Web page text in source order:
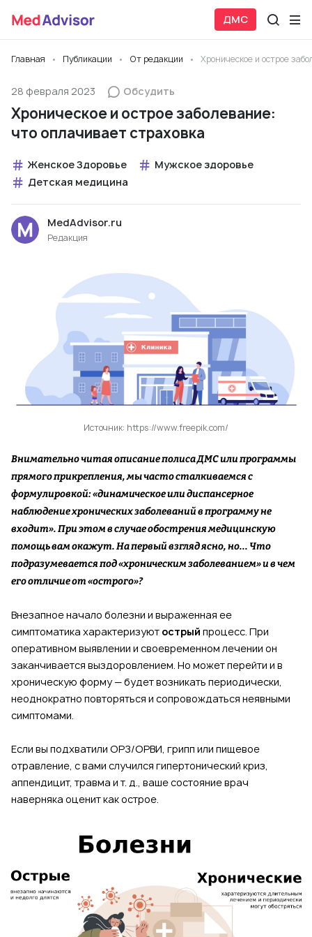
ДМС
Главная Публикации От редакции Хроническое и острое
28 февраля 2023 Обсудить
Хроническое и острое заболевание:
что оплачивает страховка
Женское Здоровье
Мужское здоровье
Детская медицина
MedAdvisor.ru
Редакция
Источник: https://www.freepik.com/
Внимательно читая описание полиса ДМС или программы
прямого прикрепления, мы часто сталкиваемся с
формулировкой: «динамическое или диспансерное
наблюдение хронических заболеваний в программу не
входит». При этом в случае обострения медицинскую
помощь вам окажут. На первый взгляд ясно, но... Что
подразумевается под «хроническим заболеванием» и в чем
его отличие от «острого»?
Внезапное начало болезни и выраженная ее
симптоматика характеризуют острый процесс. При
оперативном выявлении и своевременном лечении он
заканчивается выздоровлением. Но может перейти и в
хроническую форму — будет возникать периодически,
неоднократно повторяться и сопровождаться неявными
симптомами.
Если вы подхватили ОРЗ/ОРВИ, грипп или пищевое
отравление, с вами случился гипертонический криз,
аппендицит, травма и т. д., ваше состояние врач
наверняка оценит как острое.